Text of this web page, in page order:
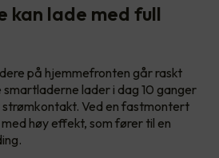
kan lade med full
på hjemmefronten går raskt
lader i dag 10 ganger
Ved en fastmontert
høy effekt, som fører til en